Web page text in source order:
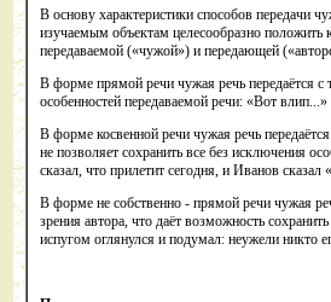
В основу характеристики способов передачи
изучаемым объектам целесообразно положить
передаваемой («чужой») и передающей
В форме прямой речи чужая речь передаётся с
особенностей передаваемой речи: «Вот
В форме косвенной речи чужая речь
не позволяет сохранить все без исключения
сказал, что прилетит сегодня, и Иванов
В форме не собственно - прямой речи чужая
зрения автора, что даёт возможность
испугом оглянулся и подумал: неужели никто